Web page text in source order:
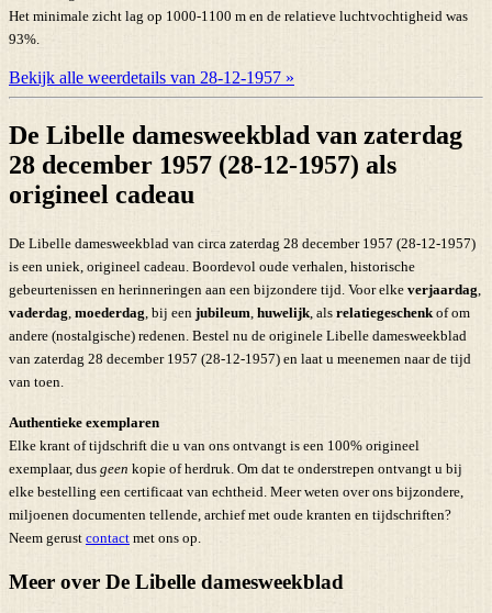
Het minimale zicht lag op 1000-1100 m en de relatieve luchtvochtigheid was
93%.
Bekijk alle weerdetails van 28-12-1957 »
De Libelle damesweekblad van zaterdag
28 december 1957 (28-12-1957) als
origineel cadeau
De Libelle damesweekblad van circa zaterdag 28 december 1957 (28-12-1957)
is een uniek, origineel cadeau. Boordevol oude verhalen, historische
gebeurtenissen en herinneringen aan een bijzondere tijd. Voor elke verjaardag,
vaderdag, moederdag, bij een jubileum, huwelijk, als relatiegeschenkof om
andere (nostalgische) redenen. Bestel nu de originele Libelle damesweekblad
van zaterdag 28 december 1957 (28-12-1957) en laat u meenemen naar de tijd
van toen.
Authentieke exemplaren
Elke krant of tijdschrift die u van ons ontvangt is een 100% origineel
exemplaar, dus geen kopie of herdruk. Om dat te onderstrepen ontvangt u bij
elke bestelling een certificaat van echtheid. Meer weten over ons bijzondere,
miljoenen documenten tellende, archief met oude kranten en tijdschriften?
Neem gerust contact met ons op.
Meer over De Libelle damesweekblad